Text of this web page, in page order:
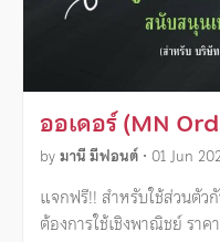
ออเดอร์ (MN
byมานี มีฟอนต์ • 01 Jun
แจกฟรี!! สำหรับใช้ส่วนตัว
ต้องการใช้เชิงพาณิชย์ ราค